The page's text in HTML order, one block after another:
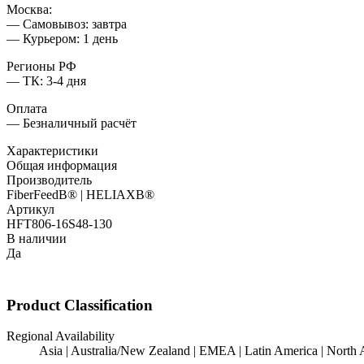
Москва:
— Самовывоз: завтра
— Курьером: 1 день
Регионы РФ
— ТК: 3-4 дня
Оплата
— Безналичный расчёт
Характеристики
Общая информация
Производитель
FiberFeedВ® | HELIAXВ®
Артикул
HFT806-16S48-130
В наличии
Да
Product Classification
Regional Availability
Asia | Australia/New Zealand | EMEA | Latin America | North